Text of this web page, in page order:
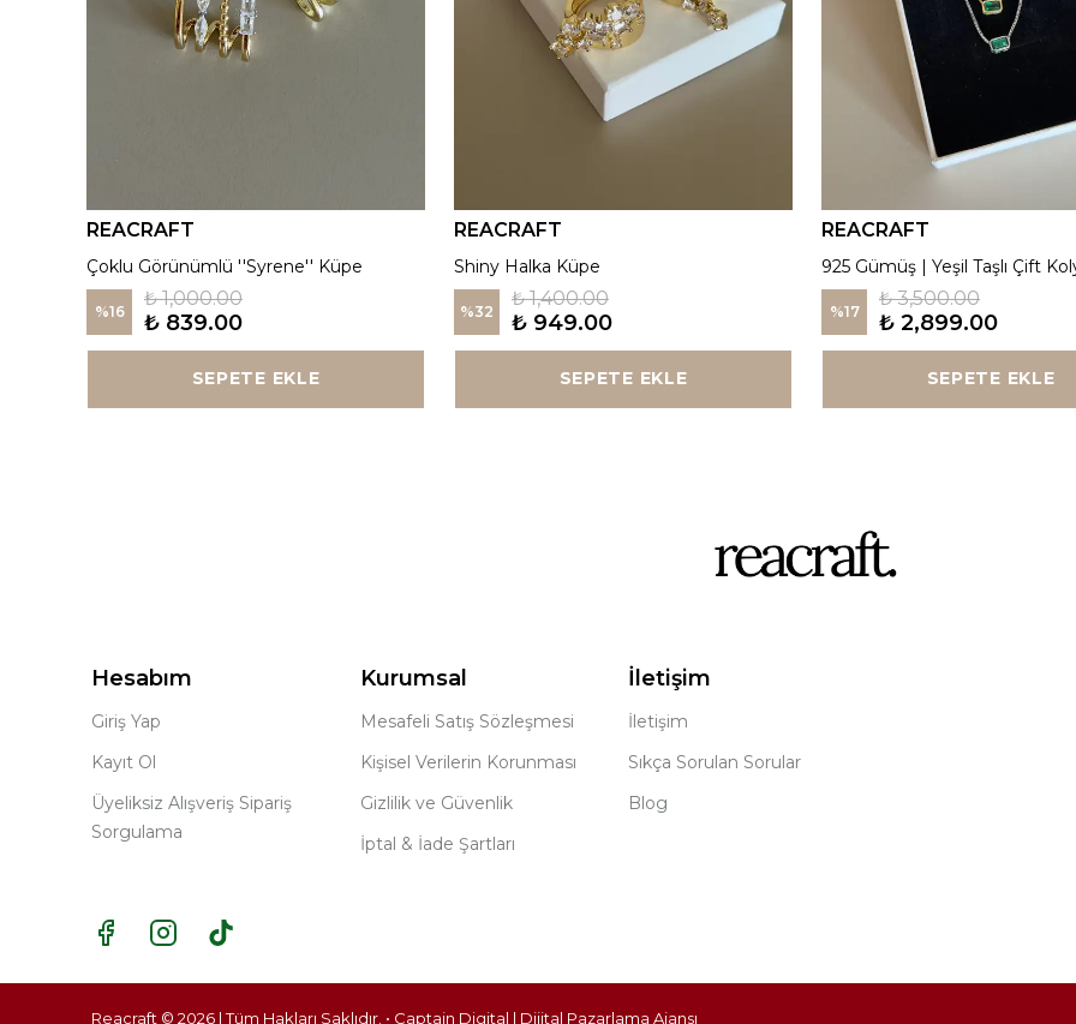
REACRAFT
Çoklu Görünümlü ''Syrene'' Küpe
%16
₺ 1,000.00
₺ 839.00
SEPETE EKLE
REACRAFT
Shiny Halka Küpe
%32
₺ 1,400.00
₺ 949.00
SEPETE EKLE
REACRAFT
925 Gümüş | Yeşil Taşlı Çift
%17
₺ 3,500.00
₺ 2,899.00
SEPETE EKLE
Hesabım
Giriş Yap
Kayıt Ol
Üyeliksiz Alışveriş Sipariş
Sorgulama
Kurumsal
Mesafeli Satış Sözleşmesi
Kişisel Verilerin Korunması
Gizlilik ve Güvenlik
İptal & İade Şartları
İletişim
İletişim
Sıkça Sorulan Sorular
Blog
Reacraft © 2026 | Tüm Hakları Saklıdır. • Captain Digital | Dijital Pazarlama Ajansı